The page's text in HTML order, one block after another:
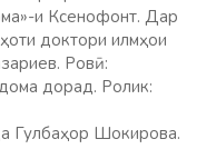
и Ксенофонт. Дар
доктори илмҳои
Ровӣ:
дорад. Ролик:
Гулбаҳор Шокирова.